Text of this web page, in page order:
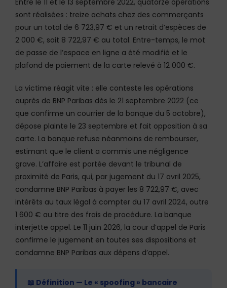
sont réalisées : treize achats chez des commerçants
pour un total de 6 723,97 € et un retrait d’espèces de
2 000 €, soit 8 722,97 € au total. Entre-temps, le mot
de passe de l’espace en ligne a été modifié et le
plafond de paiement de la carte relevé à 12 000 €.
La victime réagit vite : elle conteste les opérations
auprès de BNP Paribas dès le 21 septembre 2022 (ce
que confirme un courrier de la banque du 5 octobre),
dépose plainte le 23 septembre et fait opposition à sa
carte. La banque refuse néanmoins de rembourser,
estimant que le client a commis une négligence
grave. L’affaire est portée devant le tribunal de
proximité de Paris, qui, par jugement du 17 avril 2025,
condamne BNP Paribas à payer les 8 722,97 €, avec
intérêts au taux légal à compter du 17 avril 2024, outre
1 600 € au titre des frais de procédure. La banque
interjette appel. Le 11 juin 2026, la cour d’appel de Paris
confirme le jugement en toutes ses dispositions et
condamne BNP Paribas aux dépens d’appel.
📖 Définition — Le « spoofing » bancaire